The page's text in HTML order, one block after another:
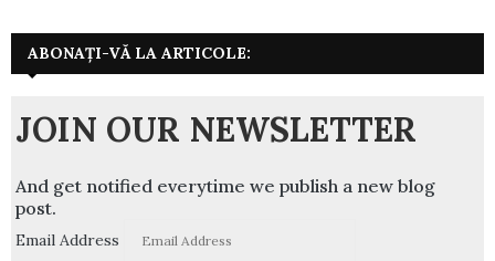
ABONAȚI-VĂ LA ARTICOLE:
JOIN OUR NEWSLETTER
And get notified everytime we publish a new blog
post.
Email Address